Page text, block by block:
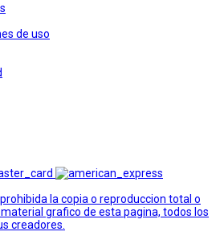
de uso
la copia o reproduccion total o
grafico de esta pagina, todos los
creadores.